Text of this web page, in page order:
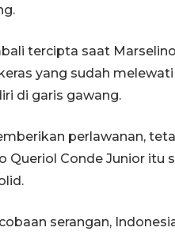
tercipta saat
yang sudah
di garis gawang.
perlawanan,
Queriol Conde Junior itu
serangan,